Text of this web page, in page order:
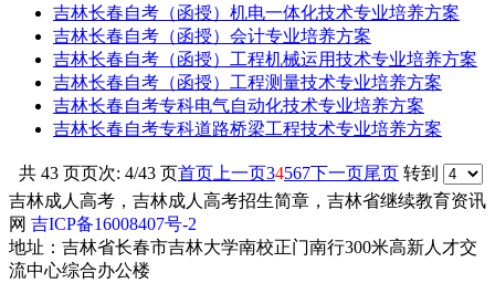
吉林长春自考（函授）机电一体化技术专业培养方案
吉林长春自考（函授）会计专业培养方案
吉林长春自考（函授）工程机械运用技术专业培养方案
吉林长春自考（函授）工程测量技术专业培养方案
吉林长春自考专科电气自动化技术专业培养方案
吉林长春自考专科道路桥梁工程技术专业培养方案
共 43 页页次: 4/43 页首页 上一页34567下一页尾页 转到
吉林成人高考，吉林成人高考招生简章，吉林省继续教育资讯
网 吉ICP备16008407号-2
地址：吉林省长春市吉林大学南校正门南行300米高新人才交
流中心综合办公楼